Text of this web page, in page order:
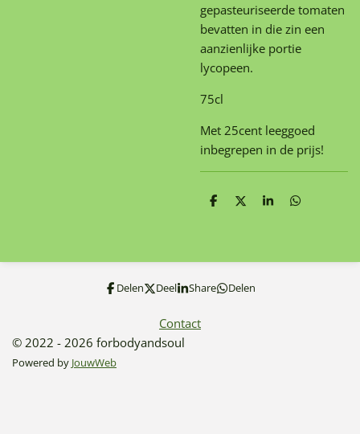
gepasteuriseerde tomaten
bevatten in die zin een
aanzienlijke portie
lycopeen.
75cl
Met 25cent leeggoed
inbegrepen in de prijs!
D
D
S
D
Delen Deel Share Delen
Contact
© 2022 - 2026 forbodyandsoul
Powered by JouwWeb